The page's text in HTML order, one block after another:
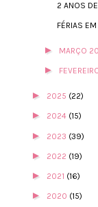
2 ANOS
FÉRIAS
► MARÇO
►
► 2025 (22)
► 2024 (15)
► 2023 (39)
► 2022 (19)
► 2021 (16)
► 2020 (15)